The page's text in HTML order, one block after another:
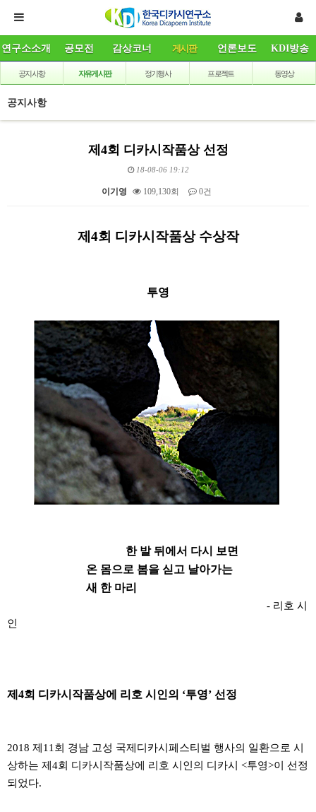
연구소소개 공모전 감상코너 게시판 언론보도 KDI방송
공지사항 자유게시판 정기행사 프로젝트 동영상
공지사항
제4회 디카시작품상 선정
18-08-06 19:12
이기영 109,130회 0건
제4회 디카시작품상 수상작
투영
한 발 뒤에서 다시 보면
온 몸으로 봄을 싣고 날아가는
새 한 마리
- 리호 시
인
제 4회 디카시작품상에 리호 시인의 ‘투영’ 선정
2018 제 11 회 경남 고성 국제디카시페스티벌 행사의 일환으로 시
상하는 제 4회 디카시작품상에 리호 시인의 디카시 <투영>이 선정
되었다.